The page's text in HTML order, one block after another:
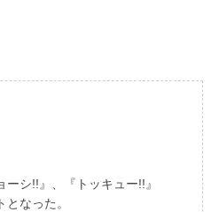
シ!!』、『トッキュー!!』
なった。